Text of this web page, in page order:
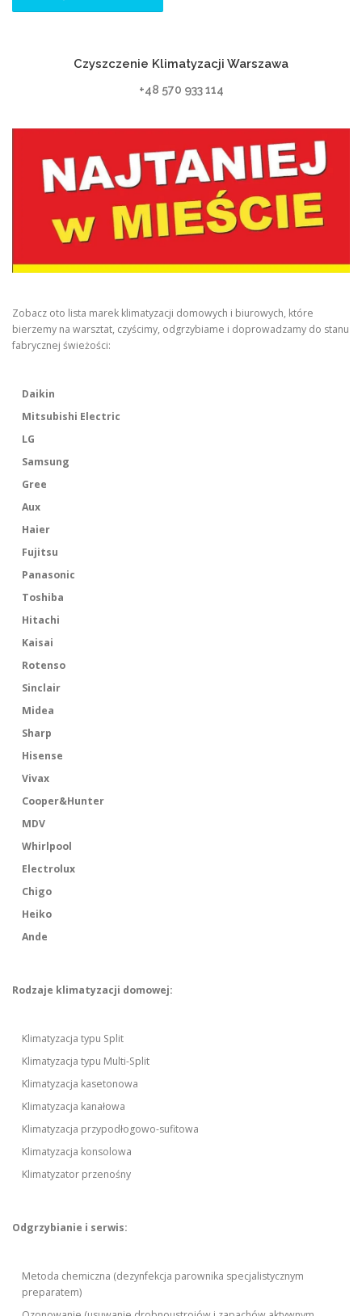
Czyszczenie Klimatyzacji Warszawa
+48 570 933 114
Zobacz oto lista marek klimatyzacji domowych i biurowych, które
bierzemy na warsztat, czyścimy, odgrzybiame i doprowadzamy do stanu
fabrycznej świeżości:
Daikin
Mitsubishi Electric
LG
Samsung
Gree
Aux
Haier
Fujitsu
Panasonic
Toshiba
Hitachi
Kaisai
Rotenso
Sinclair
Midea
Sharp
Hisense
Vivax
Cooper&Hunter
MDV
Whirlpool
Electrolux
Chigo
Heiko
Ande
Rodzaje klimatyzacji domowej:
Klimatyzacja typu Split
Klimatyzacja typu Multi-Split
Klimatyzacja kasetonowa
Klimatyzacja kanałowa
Klimatyzacja przypodłogowo-sufitowa
Klimatyzacja konsolowa
Klimatyzator przenośny
Odgrzybianie i serwis:
Metoda chemiczna (dezynfekcja parownika specjalistycznym
preparatem)